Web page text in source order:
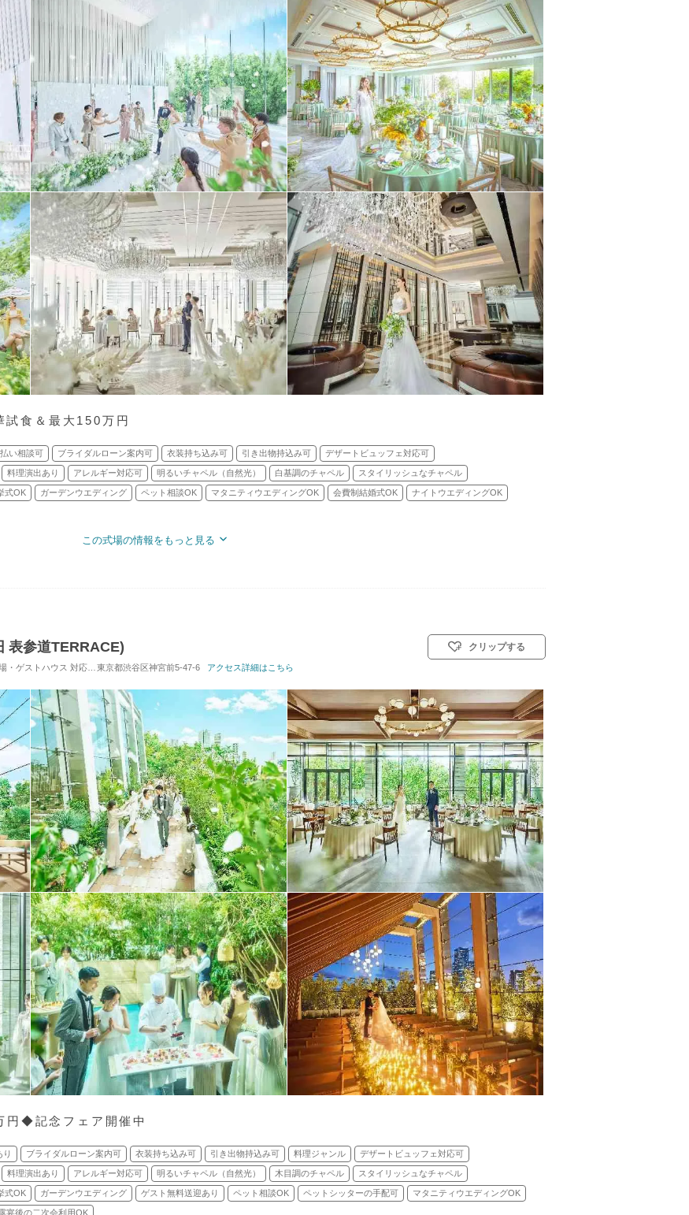
食＆最大150万円
い相談可 ブライダルローン案内可 衣装持ち込み可 引き出物持込み可 デザートビュッフェ対応可
料理演出あり アレルギー対応可 明るいチャペル（自然光） 白基調のチャペル スタイリッシュなチャペル
式OK ガーデンウエディング ペット相談OK マタニティウエディングOK 会費制結婚式OK ナイトウエディングOK
この式場の情報をもっと見る
表参道TERRACE)
・ゲストハウス 対応人数: 着席：10名 ～ 122名 挙式スタイル: 教会式(キリスト教式)／神前式／人前式／仏前式／和装人前式
東京都渋谷区神宮前5-47-6 アクセス詳細はこちら
クリップする
円◆記念フェア開催中
り ブライダルローン案内可 衣装持ち込み可 引き出物持込み可 料理ジャンル デザートビュッフェ対応可
料理演出あり アレルギー対応可 明るいチャペル（自然光） 木目調のチャペル スタイリッシュなチャペル
式OK ガーデンウエディング ゲスト無料送迎あり ペット相談OK ペットシッターの手配可 マタニティウエディングOK
宴後の二次会利用OK